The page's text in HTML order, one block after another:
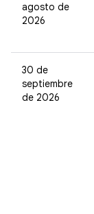
agosto de
2026
30 de
septiembre
de 2026